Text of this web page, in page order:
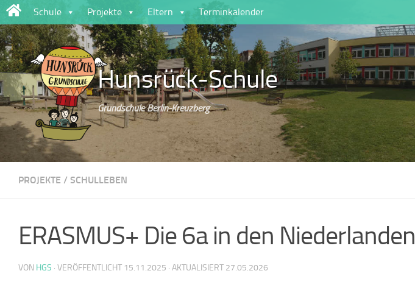
Zum Inhalt springen
Schule Projekte Eltern Terminkalender
Hunsrück-Schule
Grundschule Berlin-Kreuzberg
PROJEKTE / SCHULLEBEN
ERASMUS+ Die 6a in den Niederlanden
VON HGS · VERÖFFENTLICHT 15.11.2025 · AKTUALISIERT 27.05.2026